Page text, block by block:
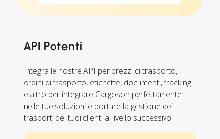
API Potenti
Integra le nostre API per prezzi di trasporto,
ordini di trasporto, etichette, documenti, tracking
e altro per integrare Cargoson perfettamente
nelle tue soluzioni e portare la gestione dei
trasporti dei tuoi clienti al livello successivo.